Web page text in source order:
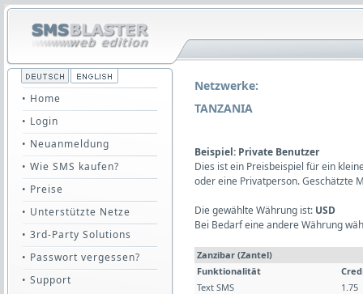
• Home
• Login
• Neuanmeldung
• Wie SMS kaufen?
• Preise
• Unterstützte Netze
• 3rd-Party Solutions
• Passwort vergessen?
• Support
Netzwerke:
TANZANIA
Beispiel: Private Benutzer
Dies ist ein Preisbeispiel für ein
oder eine Privatperson. Geschätzte
Die gewählte Währung ist: USD
Bei Bedarf eine andere Währung
Zanzibar (Zantel)
Funktionalität
Text SMS
1.75